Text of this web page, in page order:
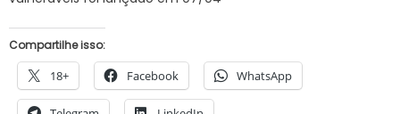
Compartilhe isso:
18+ Facebook WhatsApp